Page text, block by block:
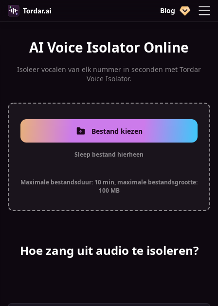
Blog
AI Voice Isolator Online
Isoleer vocalen van elk nummer in seconden met Tordar
Voice Isolator.
Bestand kiezen
Sleep bestand hierheen
Maximale bestandsduur: 10 min, maximale bestandsgrootte:
100 MB
Hoe zang uit audio te isoleren?